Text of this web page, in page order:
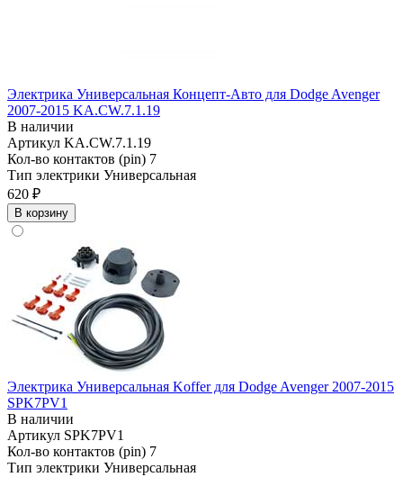
Электрика Универсальная Концепт-Авто для Dodge Avenger
2007-2015 KA.CW.7.1.19
В наличии
Артикул KA.CW.7.1.19
Кол-во контактов (pin) 7
Тип электрики Универсальная
620 ₽
В корзину
Электрика Универсальная Koffer для Dodge Avenger 2007-2015
SPK7PV1
В наличии
Артикул SPK7PV1
Кол-во контактов (pin) 7
Тип электрики Универсальная